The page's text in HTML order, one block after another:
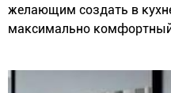
желающим создать в
максимально